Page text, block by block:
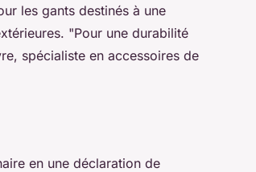
les gants destinés à une
"Pour une durabilité
spécialiste en accessoires de
en une déclaration de